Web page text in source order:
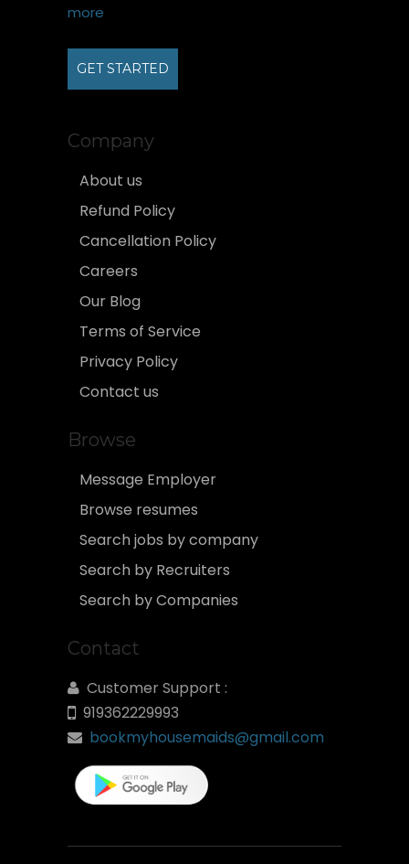
more
GET STARTED
Company
About us
Refund Policy
Cancellation Policy
Careers
Our Blog
Terms of Service
Privacy Policy
Contact us
Browse
Message Employer
Browse resumes
Search jobs by company
Search by Recruiters
Search by Companies
Contact
Customer Support :
919362229993
bookmyhousemaids@gmail.com